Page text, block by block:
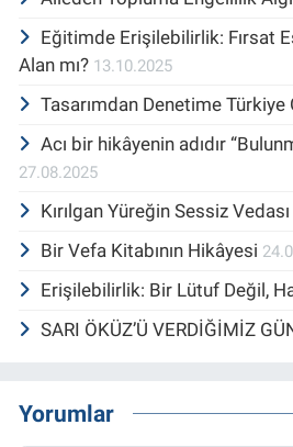
Eğitimde Erişilebilirlik: Fırsat
Alan mı? 13.10.2025
Tasarımdan Denetime Türkiye
Acı bir hikâyenin adıdır
27.08.2025
Kırılgan Yüreğin Sessiz Vedası
Bir Vefa Kitabının Hikâyesi
Erişilebilirlik: Bir Lütuf Değil,
SARI ÖKÜZ’Ü VERDİĞİMİZ
Yorumlar